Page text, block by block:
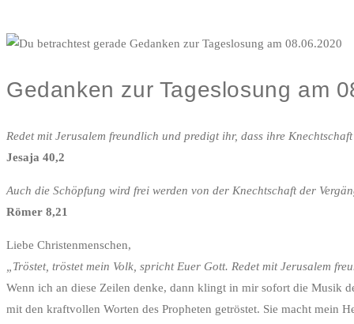
Gedanken zur Tageslosung am
Redet mit Jerusalem freundlich und predigt ihr, dass ihre
Jesaja 40,2
Auch die Schöpfung wird frei werden von der Knechtschaft der
Römer 8,21
Liebe Christenmenschen,
„Tröstet, tröstet mein Volk, spricht Euer Gott. Redet mit Jerusalem
Wenn ich an diese Zeilen denke, dann klingt in mir sofort die Musik
mit den kraftvollen Worten des Propheten getröstet. Sie macht mein